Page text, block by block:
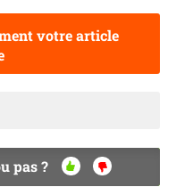
votre article
pas ?